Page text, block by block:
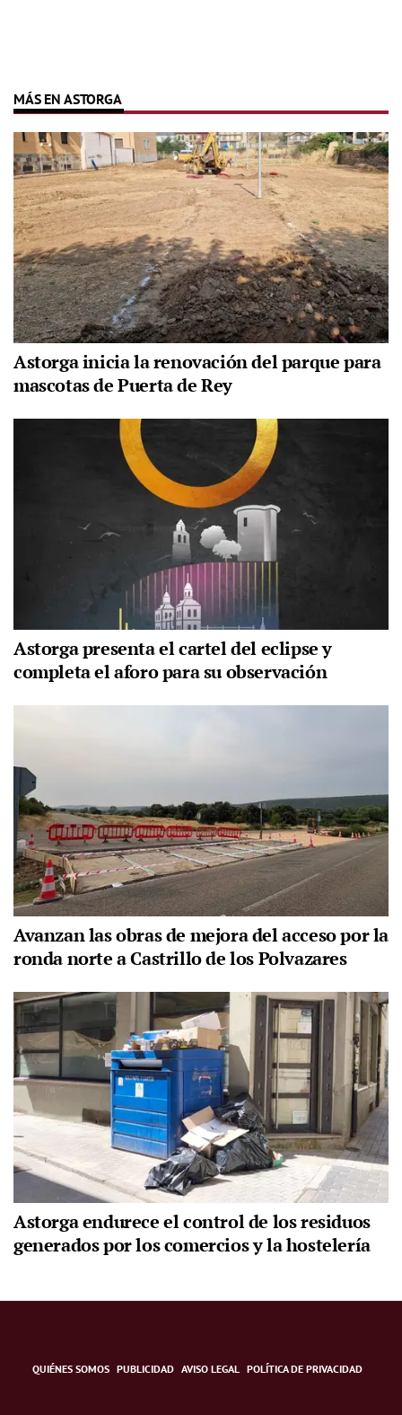
MÁS EN ASTORGA
Astorga inicia la renovación del parque para
mascotas de Puerta de Rey
Astorga presenta el cartel del eclipse y
completa el aforo para su observación
Avanzan las obras de mejora del acceso por la
ronda norte a Castrillo de los Polvazares
Astorga endurece el control de los residuos
generados por los comercios y la hostelería
QUIÉNES SOMOS PUBLICIDAD AVISO LEGAL POLÍTICA DE PRIVACIDAD